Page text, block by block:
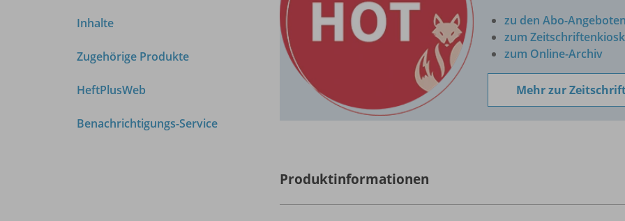
Inhalte
Zugehörige Produkte
HeftPlusWeb
Benachrichtigungs-Service
zu den Abo-
zum Zeitschriftenkiosk
zum Online-Archiv
Mehr zur
Produktinformationen